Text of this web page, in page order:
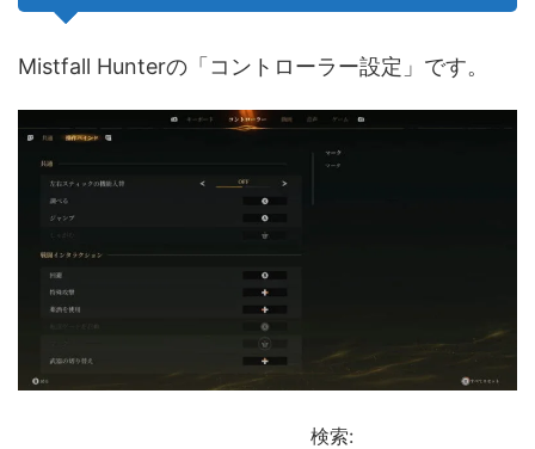
Mistfall Hunterの「コントローラー設定」です。
検索: